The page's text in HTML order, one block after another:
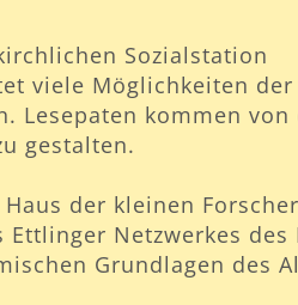
Sozialstation
viele Möglichkeiten
Lesepaten kommen
gestalten.
der kleinen Forscher
Netzwerkes
Grundlagen des